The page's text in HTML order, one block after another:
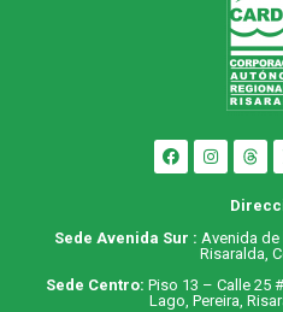
Sede Avenida Sur : Avenida de
Risaralda,
Sede Centro: Piso 13 – Calle 25
Lago, Pereira,